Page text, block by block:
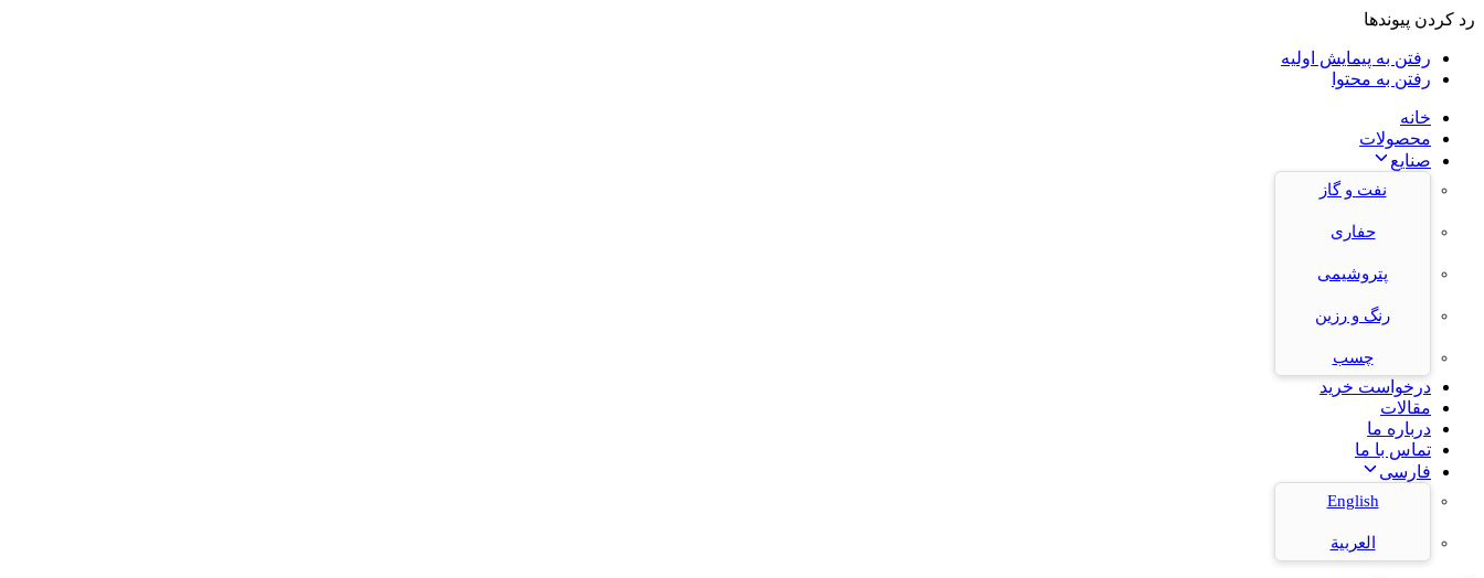
رد کردن پیوندها
رفتن به پیمایش اولیه
رفتن به محتوا
خانه
محصولات
صنایع
نفت و گاز
حفاری
پتروشیمی
رنگ و رزین
چسب
درخواست خرید
مقالات
درباره ما
تماس با ما
فارسی
English
العربية